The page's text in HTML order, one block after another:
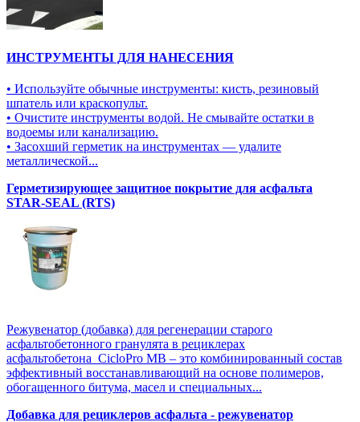
ИНСТРУМЕНТЫ ДЛЯ НАНЕСЕНИЯ
• Используйте обычные инструменты: кисть, резиновый
шпатель или краскопульт.
• Очистите инструменты водой. Не смывайте остатки в
водоемы или канализацию.
• Засохший герметик на инструментах — удалите
металлической...
Герметизирующее защитное покрытие для асфальта
STAR-SEAL (RTS)
Режувенатор (добавка) для регенерации старого
асфальтобетонного гранулята в рециклерах
асфальтобетона CicloPro MB – это комбинированный состав
эффективный восстанавливающий на основе полимеров,
обогащенного битума, масел и специальных...
Добавка для рециклеров асфальта - режувенатор